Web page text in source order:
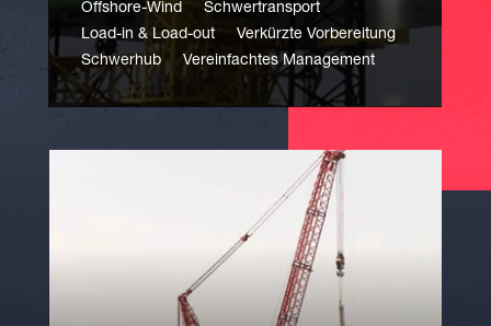
Offshore-Wind
Schwertransport
Load-in & Load-out
Verkürzte Vorbereitung
Schwerhub
Vereinfachtes Management